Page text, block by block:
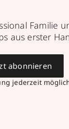
Familie
aus erster
jederzeit
abonnieren